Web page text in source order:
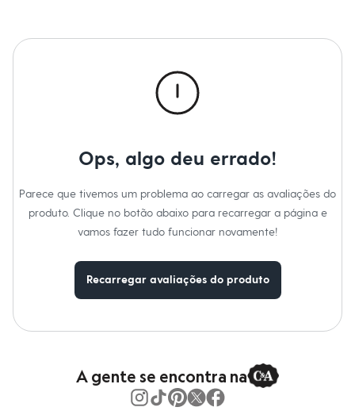
Jeans
Bermudas
Camisas
Calças
Camisetas e Regatas
Bolsas e Mochilas
Chapéus e Bonés
Cintos
Altura: 173cm / Busto: 81cm / Cintura: 65cm / Quadril: 89cm.
Ops, algo deu errado!
Parece que tivemos um problema ao carregar as avaliações do
produto. Clique no botão abaixo para recarregar a página e
vamos fazer tudo funcionar novamente!
Recarregar avaliações do produto
A gente se encontra na